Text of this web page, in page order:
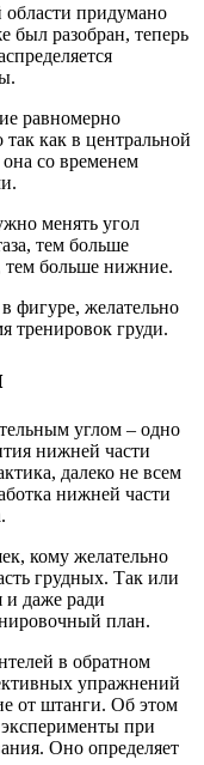
придумано
был разобран, теперь
равномерно
так как в центральной
она со временем
менять угол
тем больше
тем больше нижние.
фигуре, желательно
тренировок груди.
углом – одно
нижней части
далеко не всем
нижней части
кому желательно
грудных. Так или
и даже ради
план.
в обратном
упражнений
от штанги. Об этом
при
Оно определяет